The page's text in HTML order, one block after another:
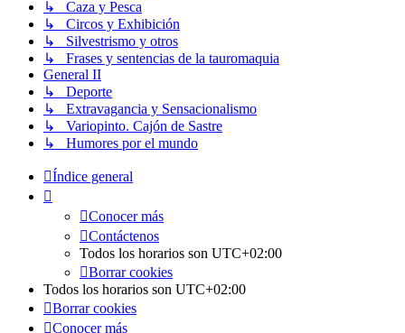
↳ Caza y Pesca
↳ Circos y Exhibición
↳ Silvestrismo y otros
↳ Frases y sentencias de la tauromaquia
General II
↳ Deporte
↳ Extravagancia y Sensacionalismo
↳ Variopinto. Cajón de Sastre
↳ Humores por el mundo
Índice general
Conocer más
Contáctenos
Todos los horarios son UTC+02:00
Borrar cookies
Todos los horarios son UTC+02:00
Borrar cookies
Conocer más